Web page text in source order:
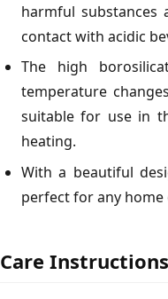
harmful
contact with acidic
The high
temperature
suitable for use in
heating.
With a beautiful
perfect for any
Care